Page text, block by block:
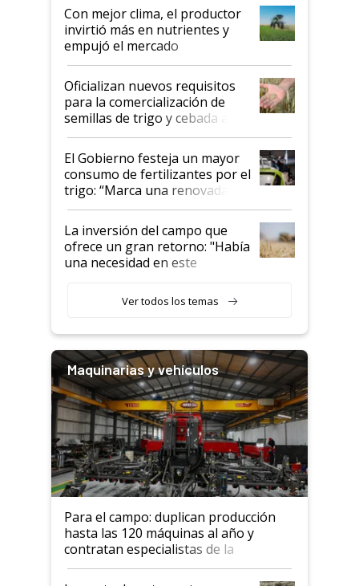
Con mejor clima, el productor
invirtió más en nutrientes y
empujó el mercado
Oficializan nuevos requisitos
para la comercialización de
semillas de trigo y cebada a
granel
El Gobierno festeja un mayor
consumo de fertilizantes por el
trigo: “Marca una renovada
confianza de los productores”
La inversión del campo que
ofrece un gran retorno: "Había
una necesidad en este
Ver todos los temas
Maquinarias y vehículos
Para el campo: duplican producción
hasta las 120 máquinas al año y
contratan especialistas de la
industria automotriz para lograrlo